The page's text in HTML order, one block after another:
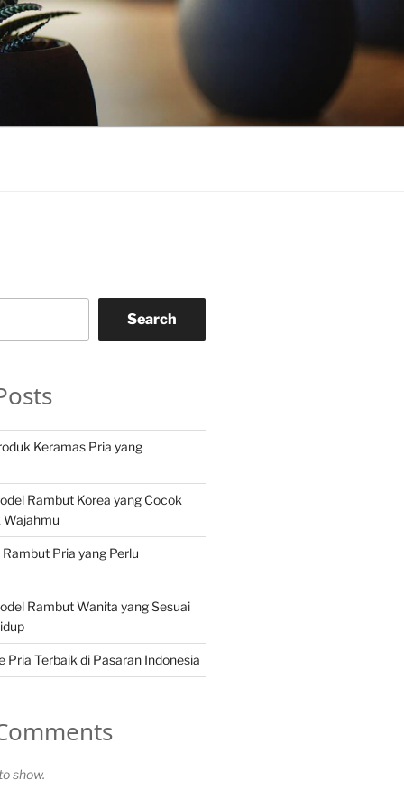
Search
Keramas Pria yang
Rambut Korea yang Cocok
Pria yang Perlu
Rambut Wanita yang Sesuai
Pria Terbaik di Pasaran Indonesia
show.